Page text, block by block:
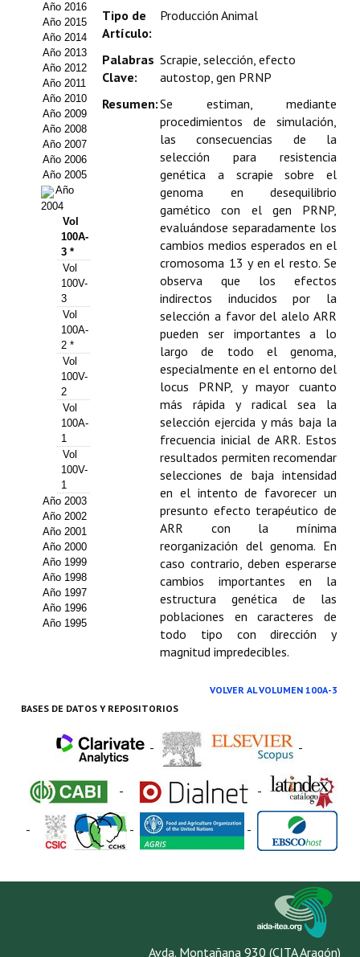
Web AIDA 2.0
REVISTA ITEA
Presentación ITEA
Equipo Editorial
Leer revista ITEA
Directrices para autores/as
Políticas Editoriales
Propuesta Volumen Especial
Sello Calidad FECYT
Premio Prensa Agraria
Buscador de Artículos
JORNADAS AIDA
Presentación Jornadas
Comunicaciones
Jornadas PAM 2026
Premio Jóvenes Investigadores
Buscador de Comunicaciones
Buscador de Comunicaciones
Año 2016
Año 2015
Año 2014
Año 2013
Año 2012
Año 2011
Año 2010
Año 2009
Año 2008
Año 2007
Año 2006
Año 2005
Año
2004
Vol
100A-
3 *
Vol
100V-
3
Vol
100A-
2 *
Vol
100V-
2
Vol
100A-
1
Vol
100V-
1
Año 2003
Año 2002
Año 2001
Año 2000
Año 1999
Año 1998
Año 1997
Año 1996
Año 1995
Tipo de
Artículo:
Producción Animal
Palabras
Clave:
Scrapie, selección, efecto
autostop, gen PRNP
Resumen:Se estiman, mediante
procedimientos de simulación,
las consecuencias de la
selección para resistencia
genética a scrapie sobre el
genoma en desequilibrio
gamético con el gen PRNP,
evaluándose separadamente los
cambios medios esperados en el
cromosoma 13 y en el resto. Se
observa que los efectos
indirectos inducidos por la
selección a favor del alelo ARR
pueden ser importantes a lo
largo de todo el genoma,
especialmente en el entorno del
locus PRNP, y mayor cuanto
más rápida y radical sea la
selección ejercida y más baja la
frecuencia inicial de ARR. Estos
resultados permiten recomendar
selecciones de baja intensidad
en el intento de favorecer un
presunto efecto terapéutico de
ARR con la mínima
reorganización del genoma. En
caso contrario, deben esperarse
cambios importantes en la
estructura genética de las
poblaciones en caracteres de
todo tipo con dirección y
magnitud impredecibles.
VOLVER AL VOLUMEN 100A-3
BASES DE DATOS Y REPOSITORIOS
- -
- -
- - -
Avda. Montañana 930 (CITA Aragón)